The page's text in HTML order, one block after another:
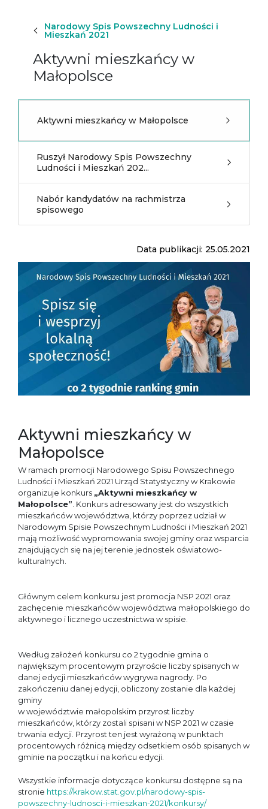
Narodowy Spis Powszechny Ludności i
Mieszkań 2021
Aktywni mieszkańcy w
Małopolsce
Aktywni mieszkańcy w Małopolsce
Ruszył Narodowy Spis Powszechny
Ludności i Mieszkań 202...
Nabór kandydatów na rachmistrza
spisowego
Data publikacji: 25.05.2021
Aktywni mieszkańcy w
Małopolsce
W ramach promocji Narodowego Spisu Powszechnego
Ludności i Mieszkań 2021 Urząd Statystyczny w Krakowie
organizuje konkurs „Aktywni mieszkańcy w
Małopolsce”. Konkurs adresowany jest do wszystkich
mieszkańców województwa, którzy poprzez udział w
Narodowym Spisie Powszechnym Ludności i Mieszkań 2021
mają możliwość wypromowania swojej gminy oraz wsparcia
znajdujących się na jej terenie jednostek oświatowo-
kulturalnych.
Głównym celem konkursu jest promocja NSP 2021 oraz
zachęcenie mieszkańców województwa małopolskiego do
aktywnego i licznego uczestnictwa w spisie.
Według założeń konkursu co 2 tygodnie gmina o
największym procentowym przyroście liczby spisanych w
danej edycji mieszkańców wygrywa nagrody. Po
zakończeniu danej edycji, obliczony zostanie dla każdej
gminy
w województwie małopolskim przyrost liczby
mieszkańców, którzy zostali spisani w NSP 2021 w czasie
trwania edycji. Przyrost ten jest wyrażoną w punktach
procentowych różnicą między odsetkiem osób spisanych w
gminie na początku i na końcu edycji.
Wszystkie informacje dotyczące konkursu dostępne są na
stronie https://krakow.stat.gov.pl/narodowy-spis-
powszechny-ludnosci-i-mieszkan-2021/konkursy/